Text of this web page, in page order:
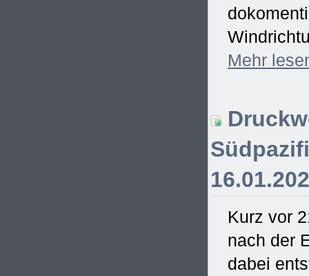
Mehr
Kurz vor
nach der
dabei